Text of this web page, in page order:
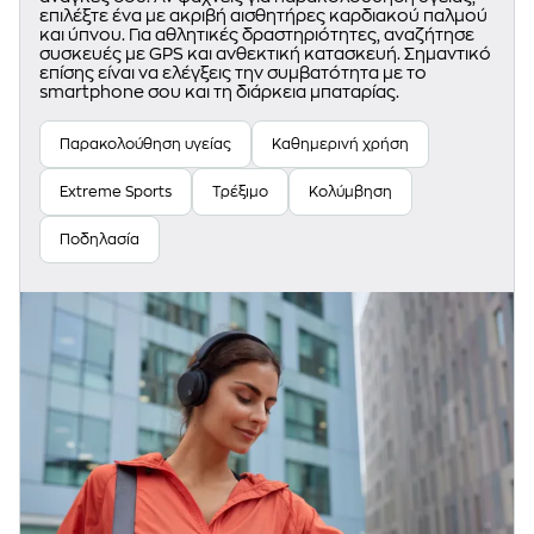
επιλέξτε ένα με ακριβή αισθητήρες καρδιακού παλμού
και ύπνου. Για αθλητικές δραστηριότητες, αναζήτησε
συσκευές με GPS και ανθεκτική κατασκευή. Σημαντικό
επίσης είναι να ελέγξεις την συμβατότητα με το
smartphone σου και τη διάρκεια μπαταρίας.
Παρακολούθηση υγείας Καθημερινή χρήση
Extreme Sports Τρέξιμο Κολύμβηση
Ποδηλασία